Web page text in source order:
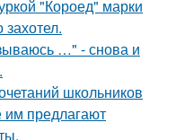
"Короед" марки
…" - снова и
школьников
им предлагают